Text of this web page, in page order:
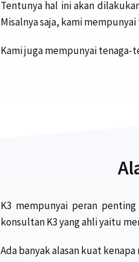
Tentunya hal ini akan
Misalnya saja, kami
Kami juga mempunyai tenaga-
K3 mempunyai peran
konsultan K3 yang ahli yaitu
Ada banyak alasan kuat